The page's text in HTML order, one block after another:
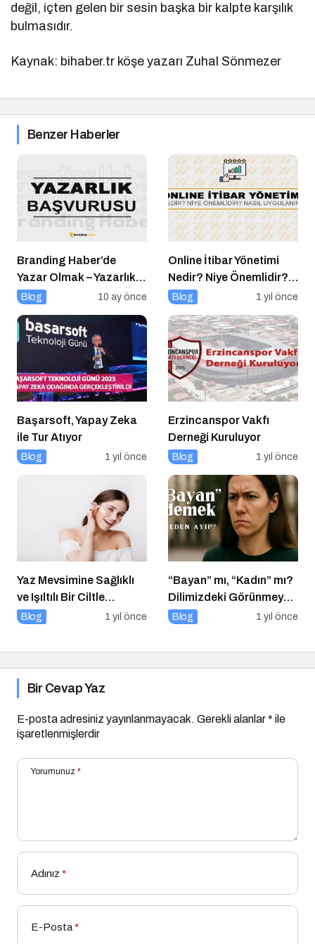
değil, içten gelen bir sesin başka bir kalpte karşılık
bulmasıdır.
Kaynak: bihaber.tr köşe yazarı Zuhal Sönmezer
Benzer Haberler
Branding Haber’de
Yazar Olmak – Yazarlık
Başvurusu Başladı!
Blog 10 ay önce
Online İtibar Yönetimi
Nedir? Niye Önemlidir?
Online İtibar Yönetimi
Blog 1 yıl önce
Başarsoft, Yapay Zeka
ile Tur Atıyor
Blog 1 yıl önce
Erzincanspor Vakfı
Derneği Kuruluyor
Blog 1 yıl önce
Yaz Mevsimine Sağlıklı
ve Işıltılı Bir Ciltle
Merhaba Deyin
Blog 1 yıl önce
“Bayan” mı, “Kadın” mı?
Dilimizdeki Görünmeyen
Cinsiyet Ayrımı
Blog 1 yıl önce
Bir Cevap Yaz
E-posta adresiniz yayınlanmayacak. Gerekli alanlar* ile
işaretlenmişlerdir
Yorumunuz *
Adınız *
E-Posta*